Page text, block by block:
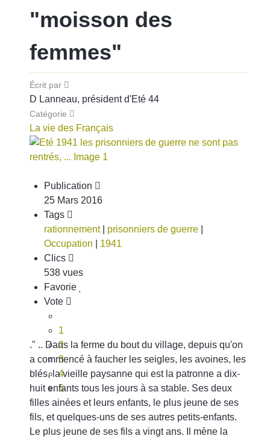
"moisson des
femmes"
Écrit par
D Lanneau, président d'Eté 44
Catégorie
La vie des Français
Publication
25 Mars 2016
Tags
rationnement| prisonniers de guerre
Occupation
1941
Clics
538 vues
Favorie
Vote
1
2
3
4
5
." .. Dans la ferme du bout du village, depuis qu'on
a commencé à faucher les seigles, les avoines, les
blés, la vieille paysanne qui est la patronne a dix-
huit enfants tous les jours à sa stable. Ses deux
filles ainées et leurs enfants, le plus jeune de ses
fils, et quelques-uns de ses autres petits-enfants.
Le plus jeune de ses fils a vingt ans. Il mène la